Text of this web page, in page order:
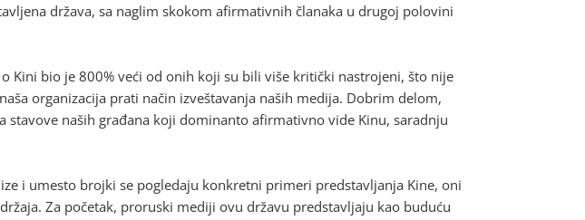
država, sa naglim skokom afirmativnih članaka u drugoj polovini
Kini bio je 800% veći od onih koji su bili više kritički nastrojeni, što nije
organizacija prati način izveštavanja naših medija. Dobrim delom,
stavove naših građana koji dominanto afirmativno vide Kinu, saradnju
i umesto brojki se pogledaju konkretni primeri predstavljanja Kine, oni
Za početak, proruski mediji ovu državu predstavljaju kao buduću